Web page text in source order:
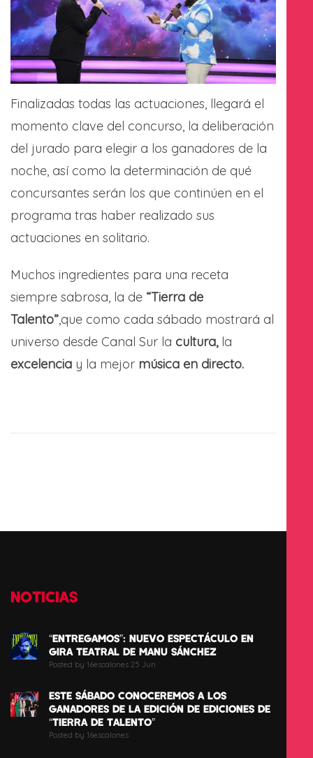
Finalizadas todas las actuaciones, llegará el
momento clave del concurso, la deliberación
del jurado para elegir a los ganadores de la
noche, así como la determinación de qué
concursantes serán los que continúen en el
programa tras haber realizado sus
actuaciones en solitario.
Muchos ingredientes para una receta
siempre sabrosa, la de “Tierra de
Talento”,que como cada sábado mostrará al
universo desde Canal Sur la cultura, la
excelencia y la mejor música en directo.
NOTICIAS
“ENTREGAMOS”: NUEVO ESPECTÁCULO EN
GIRA TEATRAL DE MANU SÁNCHEZ
Posted by 16escalones 25 Jun
ESTE SÁBADO CONOCEREMOS A LOS
GANADORES DE LA EDICIÓN DE EDICIONES DE
“TIERRA DE TALENTO”
Posted by 16escalones